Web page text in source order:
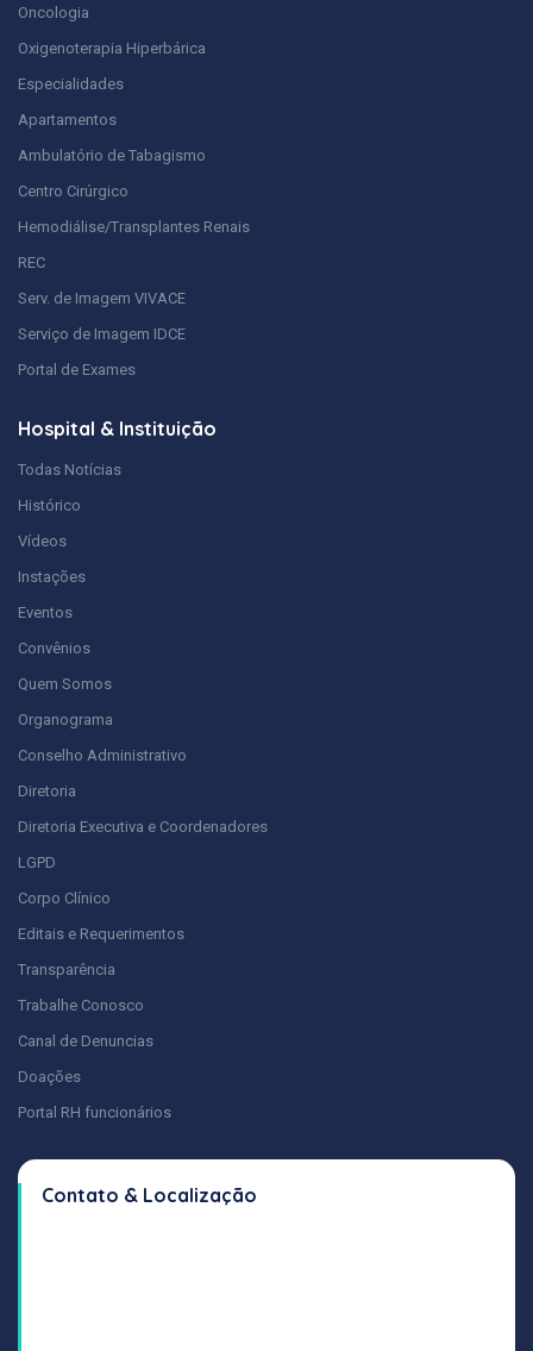
Oncologia
Oxigenoterapia Hiperbárica
Especialidades
Apartamentos
Ambulatório de Tabagismo
Centro Cirúrgico
Hemodiálise/Transplantes Renais
REC
Serv. de Imagem VIVACE
Serviço de Imagem IDCE
Portal de Exames
Hospital & Instituição
Todas Notícias
Histórico
Vídeos
Instações
Eventos
Convênios
Quem Somos
Organograma
Conselho Administrativo
Diretoria
Diretoria Executiva e Coordenadores
LGPD
Corpo Clínico
Editais e Requerimentos
Transparência
Trabalhe Conosco
Canal de Denuncias
Doações
Portal RH funcionários
Contato & Localização